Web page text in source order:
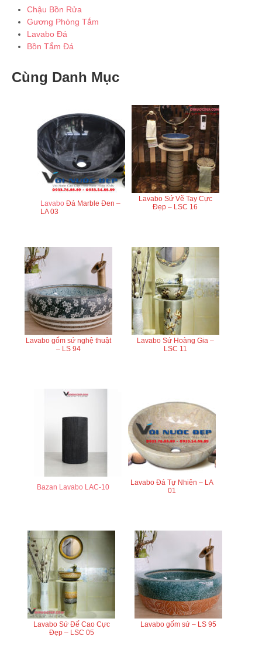
Chậu Bồn Rửa
Gương Phòng Tắm
Lavabo Đá
Bồn Tắm Đá
Cùng Danh Mục
Lavabo Đá Marble Đen –
LA 03
Lavabo Sứ Vẽ Tay Cực
Đẹp – LSC 16
Lavabo gốm sứ nghệ thuật
– LS 94
Lavabo Sứ Hoàng Gia –
LSC 11
Bazan Lavabo LAC-10
Lavabo Đá Tự Nhiên – LA
01
Lavabo Sứ Đế Cao Cực
Đẹp – LSC 05
Lavabo gốm sứ – LS 95